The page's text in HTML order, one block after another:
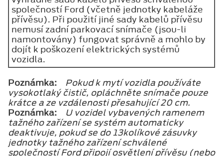
společností Ford (včetně jednotky kabeláže
přívěsu). Při použití jiné sady kabelů přívěsu
nemusí zadní parkovací snímače (jsou-li
namontovány) fungovat správně a mohlo by
dojít k poškození elektrických systémů
vozidla.
Poznámka:
Pokud k mytí vozidla používáte
vysokotlaký čistič, opláchněte snímače pouze
krátce a ze vzdálenosti přesahující 20 cm.
Poznámka:
U vozidel vybavených ramenem
tažného zařízení se systém automaticky
deaktivuje, pokud se do 13kolíkové zásuvky
jednotky tažného zařízení schválené
společností Ford připojí osvětlení přívěsu (nebo